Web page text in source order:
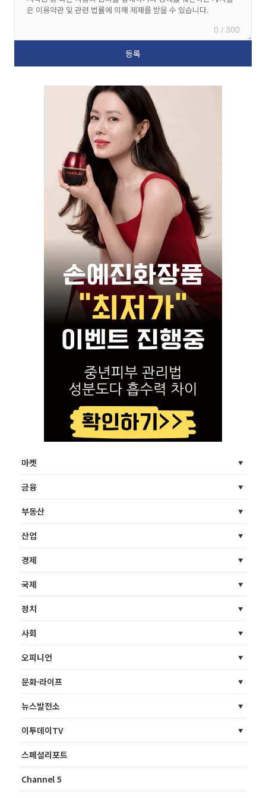
0 / 300
마켓
금융
부동산
산업
경제
국제
정치
사회
오피니언
문화·라이프
뉴스발전소
이투데이TV
스페셜리포트
Channel 5